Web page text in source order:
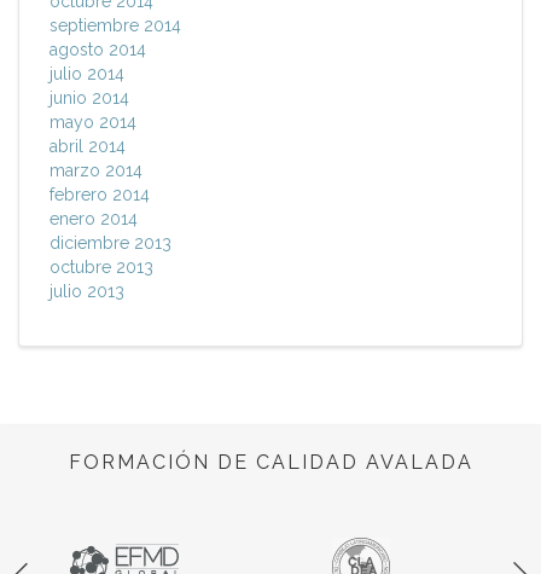
septiembre 2014
agosto 2014
julio 2014
junio 2014
mayo 2014
abril 2014
marzo 2014
febrero 2014
enero 2014
diciembre 2013
octubre 2013
julio 2013
FORMACIÓN DE CALIDAD AVALADA